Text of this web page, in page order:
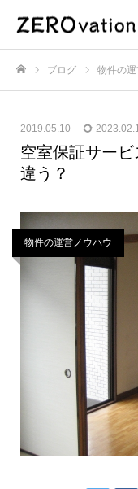
ブログ 物件の
2019.05.10
空室保証サー
違う？
物件の運営ノウハウ